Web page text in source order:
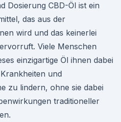
Dosierung CBD-Öl ist ein
das aus der
wird und das keinerlei
Viele Menschen
einzigartige Öl ihnen dabei
und
zu lindern, ohne sie dabei
traditioneller